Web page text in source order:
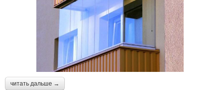
читать дальше →